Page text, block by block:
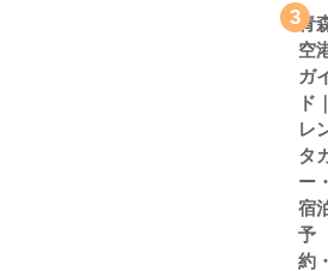
3青
空
ガ
ド
レ
タ
ー
宿
予
約